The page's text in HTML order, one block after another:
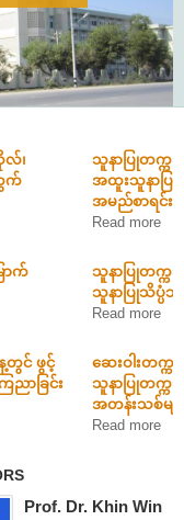
1 2 3 4
နှစ်အတွက် ဖွင့်လှစ်မည့်
ခွင့်ရရှိသူများ၏
နှစ် အတွက် ဖွင့်လှစ်မည့်
ညာတက္ကသိုလ်များ၊
းတက္ကသိုလ်၊ မကွေးတို့၏
Prof. Dr. Khin Win